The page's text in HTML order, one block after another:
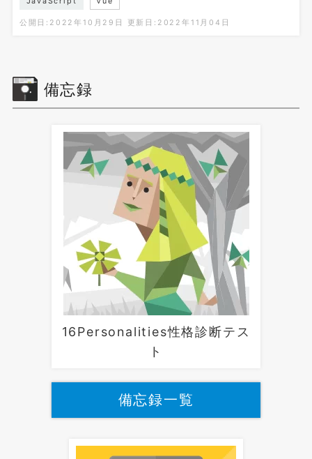
公開日:2022年10月29日 更新日:2022年11月04日
備忘録
16Personalities性格診断テス
ト
備忘録一覧